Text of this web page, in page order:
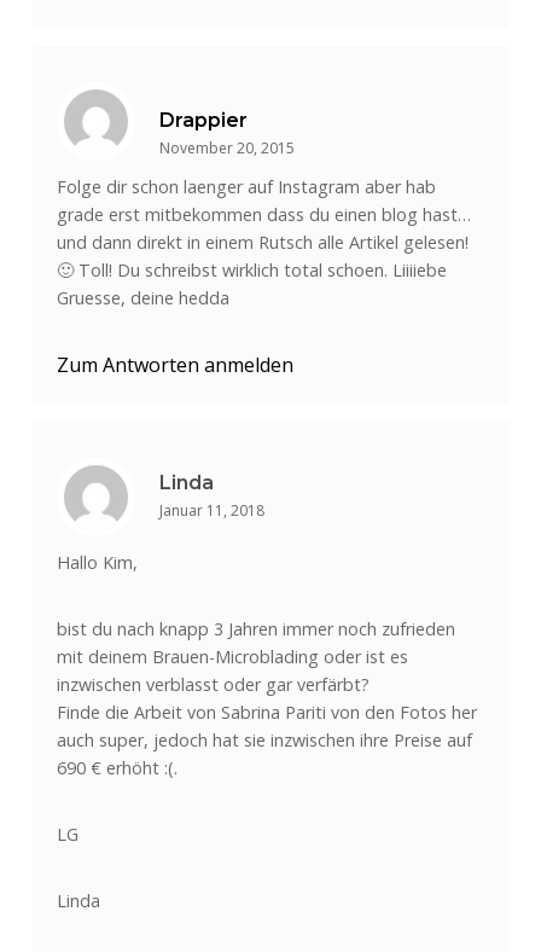
Drappier
November 20, 2015
Folge dir schon laenger auf Instagram aber hab
grade erst mitbekommen dass du einen blog hast…
und dann direkt in einem Rutsch alle Artikel gelesen!
🙂 Toll! Du schreibst wirklich total schoen. Liiiiebe
Gruesse, deine hedda
Zum Antworten anmelden
Linda
Januar 11, 2018
Hallo Kim,
bist du nach knapp 3 Jahren immer noch zufrieden
mit deinem Brauen-Microblading oder ist es
inzwischen verblasst oder gar verfärbt?
Finde die Arbeit von Sabrina Pariti von den Fotos her
auch super, jedoch hat sie inzwischen ihre Preise auf
690 € erhöht :(.
LG
Linda